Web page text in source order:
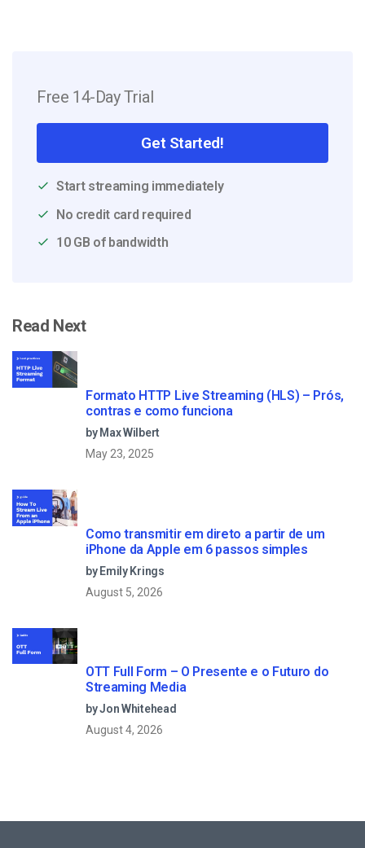
Free 14-Day Trial
Get Started!
Start streaming immediately
No credit card required
10 GB of bandwidth
Read Next
Formato HTTP Live Streaming (HLS) – Prós,
contras e como funciona
by Max Wilbert
May 23, 2025
Como transmitir em direto a partir de um
iPhone da Apple em 6 passos simples
by Emily Krings
August 5, 2026
OTT Full Form – O Presente e o Futuro do
Streaming Media
by Jon Whitehead
August 4, 2026